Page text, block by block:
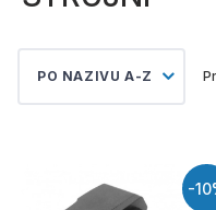
PO NAZIVU A-Z
-